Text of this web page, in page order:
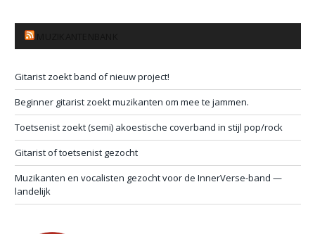
Gitarist zoekt band of nieuw project!
Beginner gitarist zoekt muzikanten om mee te jammen.
Toetsenist zoekt (semi) akoestische coverband in stijl pop/rock
Gitarist of toetsenist gezocht
Muzikanten en vocalisten gezocht voor de InnerVerse-band —
landelijk